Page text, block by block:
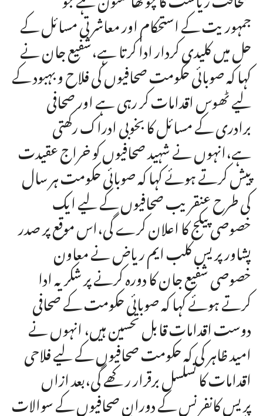
جمہوریت کے استحکام اور معاشرتی مسائل کے
حل میں کلیدی کردار ادا کرتا ہے،شفیع جان نے
کہا کہ صوبائی حکومت صحافیوں کی فلاح و بہبود کے
لیے ٹھوس اقدامات کر رہی ہے اور صحافی
برادری کے مسائل کا بخوبی ادراک رکھتی
ہے،انہوں نے شہید صحافیوں کو خراج عقیدت
پیش کرتے ہوئے کہا کہ صوبائی حکومت ہر سال
کی طرح عنقریب صحافیوں کے لیے ایک
خصوصی پیکج کا اعلان کرے گی،اس موقع پر صدر
پشاور پریس کلب ایم ریاض نے معاون
خصوصی شفیع جان کا دورہ کرنے پر شکریہ ادا
کرتے ہوئے کہا کہ صوبائی حکومت کے صحافی
دوست اقدامات قابل تحسین ہیں، انہوں نے
امید ظاہر کی کہ حکومت صحافیوں کے لیے فلاحی
اقدامات کا تسلسل برقرار رکھے گی،بعد ازاں
پریس کانفرنس کے دوران صحافیوں کے سوالات